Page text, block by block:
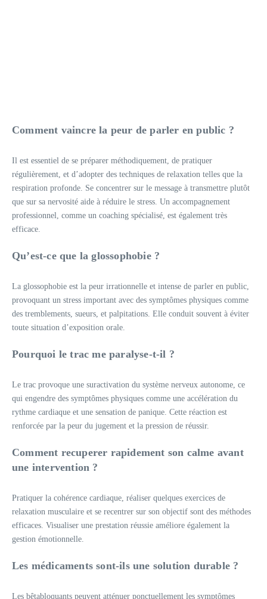
Comment vaincre la peur de parler en public ?
Il est essentiel de se préparer méthodiquement, de pratiquer
régulièrement, et d’adopter des techniques de relaxation telles que la
respiration profonde. Se concentrer sur le message à transmettre plutôt
que sur sa nervosité aide à réduire le stress. Un accompagnement
professionnel, comme un coaching spécialisé, est également très
efficace.
Qu’est-ce que la glossophobie ?
La glossophobie est la peur irrationnelle et intense de parler en public,
provoquant un stress important avec des symptômes physiques comme
des tremblements, sueurs, et palpitations. Elle conduit souvent à éviter
toute situation d’exposition orale.
Pourquoi le trac me paralyse-t-il ?
Le trac provoque une suractivation du système nerveux autonome, ce
qui engendre des symptômes physiques comme une accélération du
rythme cardiaque et une sensation de panique. Cette réaction est
renforcée par la peur du jugement et la pression de réussir.
Comment recuperer rapidement son calme avant
une intervention ?
Pratiquer la cohérence cardiaque, réaliser quelques exercices de
relaxation musculaire et se recentrer sur son objectif sont des méthodes
efficaces. Visualiser une prestation réussie améliore également la
gestion émotionnelle.
Les médicaments sont-ils une solution durable ?
Les bêtabloquants peuvent atténuer ponctuellement les symptômes